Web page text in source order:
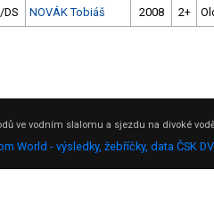
DS NOVÁK Tobiáš 2008 2+
ve vodním slalomu a sjezdu na divoké
World - výsledky, žebříčky, data ČSK DV